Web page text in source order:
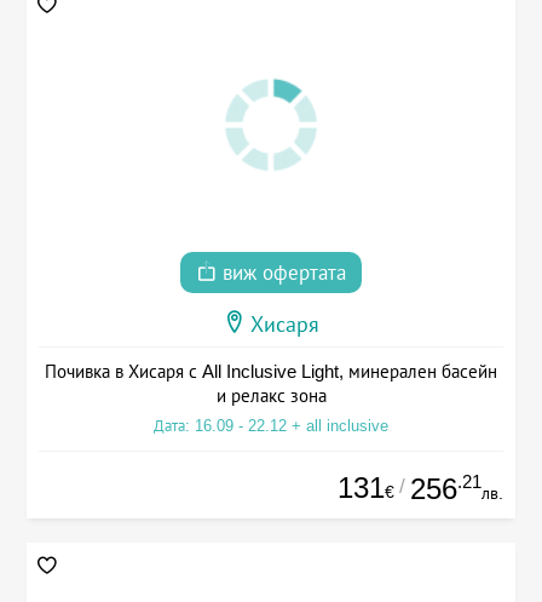
виж офертата
Хисаря
Почивка в Хисаря с All Inclusive Light, минерален басейн
и релакс зона
Дата: 16.09 - 22.12 + all inclusive
131€ / 256.21
лв.